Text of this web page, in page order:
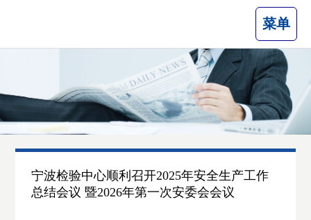
菜单
宁波检验中心顺利召开2025年安全生产工作
总结会议 暨2026年第一次安委会会议